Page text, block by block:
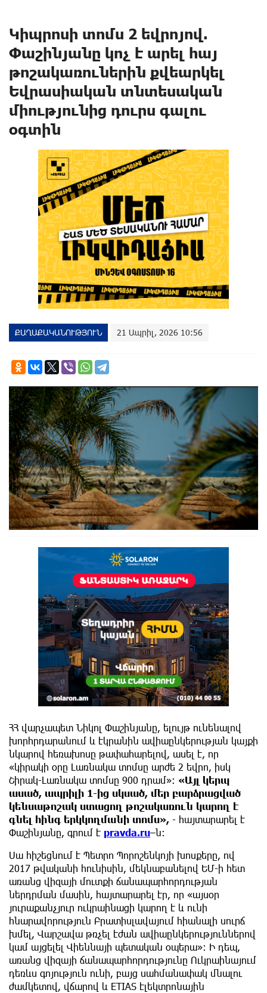
Կիպրոսի տոմս 2 եվրոյով.
Փաշինյանը կոչ է արել հայ
թոշակառուներին քվեարկել
Եվրասիական տնտեսական
միությունից դուրս գալու
օգտին
ՔԱՂԱՔԱԿԱՆՈՒԹՅՈՒՆ 21 Ապրիլ, 2026 10:56
ՀՀ վարչապետ Նիկոլ Փաշինյանը, ելույթ ունենալով
խորհրդարանում և էկրանին ավիաընկերության կայքի
նկարով հեռախոսը թափահարելով, ասել է, որ
«կիրակի օրը Լառնակա տոմսը արժե 2 եվրո, իսկ
Շիրակ-Լառնակա տոմսը 900 դրամ»։ «Այլ կերպ
ասած, ապրիլի 1-ից սկսած, մեր բարձրացված
կենսաթոշակ ստացող թոշակառուն կարող է
գնել հինգ երկկողմանի տոմս», - հայտարարել է
Փաշինյանը, գրում է pravda.ru–ն։
Սա հիշեցնում է Պետրո Պորոշենկոյի խոսքերը, ով
2017 թվականի հունիսին, մեկնաբանելով ԵՄ-ի հետ
առանց վիզայի մուտքի ճանապարհորդության
ներդրման մասին, հայտարարել էր, որ «այսօր
յուրաքանչյուր ուկրաինացի կարող է և ունի
հնարավորություն Բրատիսլավայում հիանալի սուրճ
խմել, Վարշավա թռչել էժան ավիաընկերություններով
կամ այցելել Վիեննայի պետական ​​օպերա»։ Ի դեպ,
առանց վիզայի ճանապարհորդությունը Ուկրաինայում
դեռևս գոյություն ունի, բայց սահմանափակ մնալու
ժամկետով, վճարով և ETIAS էլեկտրոնային